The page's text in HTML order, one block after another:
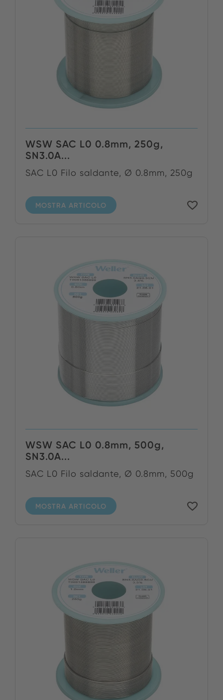
WSW SAC L0 0.8mm, 250g,
SN3.0A...
SAC L0 Filo saldante, Ø 0.8mm, 250g
MOSTRA ARTICOLO
WSW SAC L0 0.8mm, 500g,
SN3.0A...
SAC L0 Filo saldante, Ø 0.8mm, 500g
MOSTRA ARTICOLO